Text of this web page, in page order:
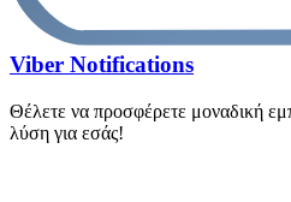
Viber Notifications
Θέλετε να προσφέρετε μοναδική
λύση για εσάς!